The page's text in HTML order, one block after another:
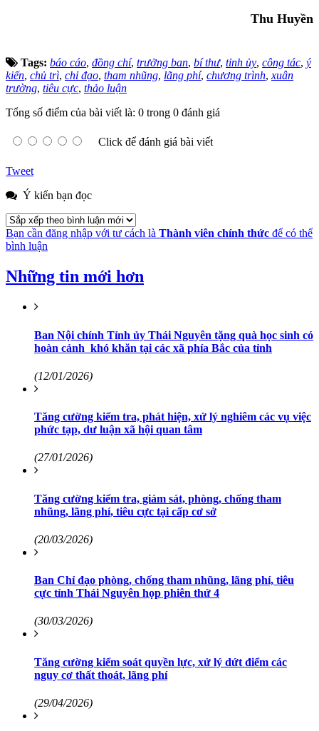
Thu Huyền
Tags: báo cáo, đồng chí, trưởng ban, bí thư, tỉnh ủy, công tác, ý
kiến, chủ trì, chỉ đạo, tham nhũng, lãng phí, chương trình,xuân
trường, tiêu cực, thảo luận
Tổng số điểm của bài viết là: 0 trong 0 đánh giá
Click để đánh giá bài viết
Tweet
Ý kiến bạn đọc
Bạn cần đăng nhập với tư cách là Thành viên chính thức để có thể
bình luận
Những tin mới hơn
Ban Nội chính Tỉnh ủy Thái Nguyên tặng quà học sinh có
hoàn cảnh khó khăn tại các xã phía Bắc của tỉnh
(12/01/2026)
Tăng cường kiểm tra, phát hiện, xử lý nghiêm các vụ việc
phức tạp, dư luận xã hội quan tâm
(27/01/2026)
Tăng cường kiểm tra, giám sát, phòng, chống tham
nhũng, lãng phí, tiêu cực tại cấp cơ sở
(20/03/2026)
Ban Chỉ đạo phòng, chống tham nhũng, lãng phí, tiêu
cực tỉnh Thái Nguyên họp phiên thứ 4
(30/03/2026)
Tăng cường kiểm soát quyền lực, xử lý dứt điểm các
nguy cơ thất thoát, lãng phí
(29/04/2026)